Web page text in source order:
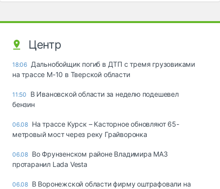
Центр
18:06 Дальнобойщик погиб в ДТП с тремя грузовиками
на трассе М-10 в Тверской области
11:50
В Ивановской области за неделю подешевел
бензин
06.08 На трассе Курск – Касторное обновляют 65-
метровый мост через реку Грайворонка
06.08 Во Фрунзенском районе Владимира МАЗ
протаранил Lada Vesta
06.08 В Воронежской области фирму оштрафовали на